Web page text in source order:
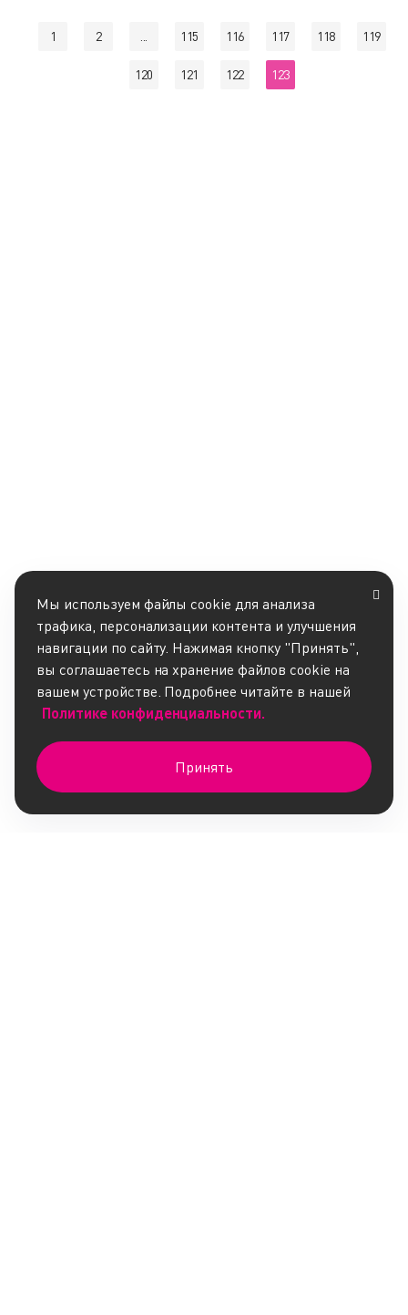
1 2 115 116 117 118 119
120 121 122 123
Мы используем файлы cookie для анализа
трафика, персонализации контента и улучшения
навигации по сайту. Нажимая кнопку "Принять",
вы соглашаетесь на хранение файлов cookie на
вашем устройстве. Подробнее читайте в нашей
Политике конфиденциальности.
Принять